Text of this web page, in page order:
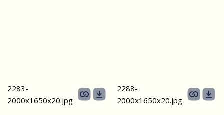
2283-
2000х1650х20.jpg
2288-
2000х1650х20.jpg